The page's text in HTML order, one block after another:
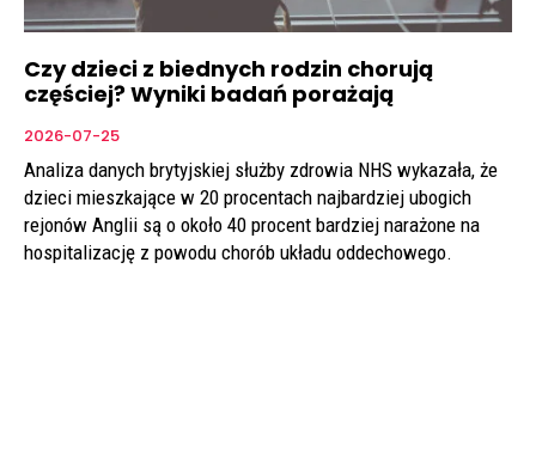
Czy dzieci z biednych rodzin chorują
częściej? Wyniki badań porażają
2026-07-25
Analiza danych brytyjskiej służby zdrowia NHS wykazała, że
dzieci mieszkające w 20 procentach najbardziej ubogich
rejonów Anglii są o około 40 procent bardziej narażone na
hospitalizację z powodu chorób układu oddechowego.